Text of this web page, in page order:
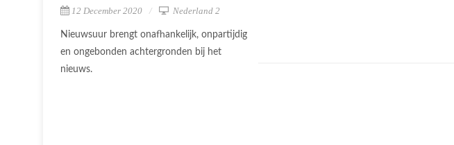
12 December 2020 Nederland 2
Nieuwsuur brengt onafhankelijk, onpartijdig
en ongebonden achtergronden bij het
nieuws.